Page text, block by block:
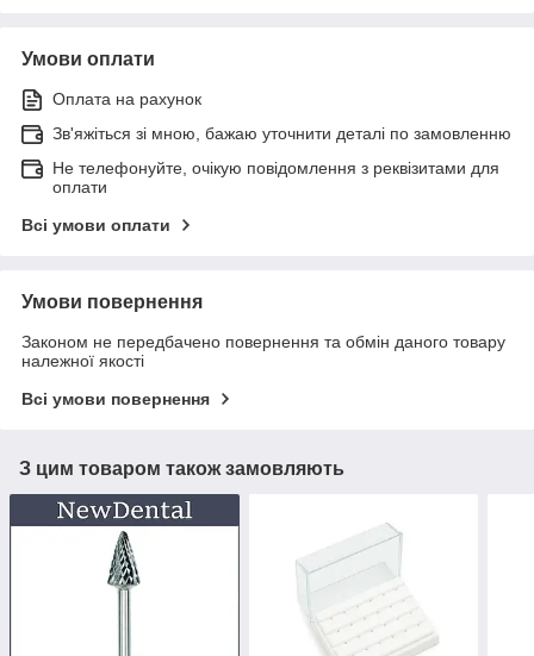
Умови оплати
Оплата на рахунок
Зв'яжіться зі мною, бажаю уточнити деталі по замовленню
Не телефонуйте, очікую повідомлення з реквізитами для
оплати
Всі умови оплати
Умови повернення
Законом не передбачено повернення та обмін даного товару
належної якості
Всі умови повернення
З цим товаром також замовляють